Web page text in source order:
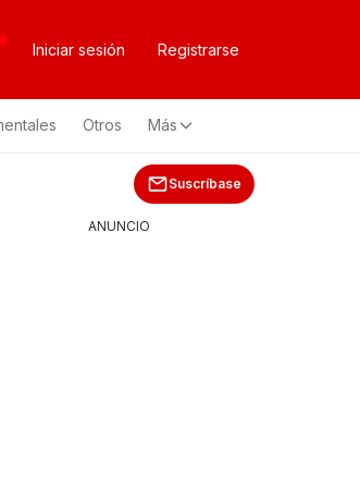
Iniciar sesión Registrarse
Otros Más
Suscríbase
ANUNCIO